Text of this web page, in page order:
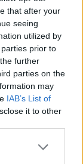
that after your
seeing
utilized by
prior to
further
parties on the
may
IAB’s List of
it to other
more Google
δώρα,
δώρα.
αξία
να